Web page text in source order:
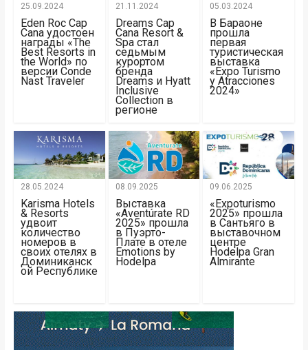
25.09.2024
Eden Roc Cap
Cana удостоен
награды «The
Best Resorts in
the World» по
версии Conde
Nast Traveler
21.11.2024
Dreams Cap
Cana Resort &
Spa стал
седьмым
курортом
бренда
Dreams и Hyatt
Inclusive
Collection в
регионе
05.03.2024
В Бараоне
прошла
первая
туристическая
выставка
«Expo Turismo
y Atracciones
2024»
28.05.2024
Karisma Hotels
& Resorts
удвоит
количество
номеров в
своих отелях в
Доминиканск
ой Республике
08.09.2025
Выставка
«Aventúrate RD
2025» прошла
в Пуэрто-
Плате в отеле
Emotions by
Hodelpa
09.06.2025
«Expoturismo
2025» прошла
в Сантьяго в
выставочном
центре
Hodelpa Gran
Almirante